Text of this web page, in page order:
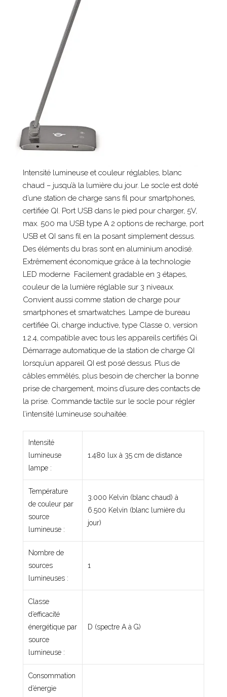
Intensité lumineuse et couleur réglables, blanc
chaud – jusqu’à la lumière du jour. Le socle est doté
d’une station de charge sans fil pour smartphones,
certifiée QI. Port USB dans le pied pour charger, 5V,
max. 500 ma USB type A 2 options de recharge, port
USB et QI sans fil en la posant simplement dessus.
Des éléments du bras sont en aluminium anodisé.
Extrêmement économique grâce à la technologie
LED moderne Facilement gradable en 3 étapes,
couleur de la lumière réglable sur 3 niveaux.
Convient aussi comme station de charge pour
smartphones et smartwatches. Lampe de bureau
certifiée Qi, charge inductive, type Classe 0, version
1.2.4, compatible avec tous les appareils certifiés Qi.
Démarrage automatique de la station de charge QI
lorsqu’un appareil QI est posé dessus. Plus de
câbles emmêlés, plus besoin de chercher la bonne
prise de chargement, moins d’usure des contacts de
la prise. Commande tactile sur le socle pour régler
l’intensité lumineuse souhaitée.
Intensité
lumineuse
lampe :
1.480 lux à 35 cm de distance
Température
de couleur par
source
lumineuse :
3.000 Kelvin (blanc chaud) à
6.500 Kelvin (blanc lumière du
jour)
Nombre de
sources
lumineuses :
1
Classe
d’efficacité
énergétique par
source
lumineuse :
D (spectre A à G)
Consommation
d’énergie